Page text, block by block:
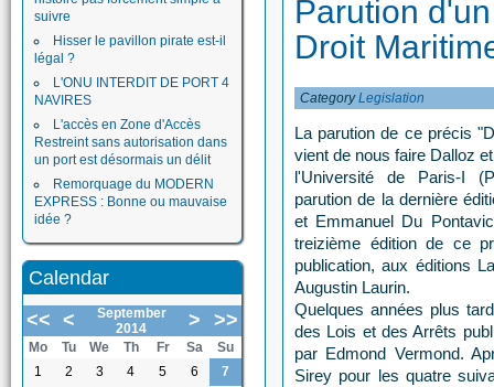
suivre
Hisser le pavillon pirate est-il
légal ?
L'ONU INTERDIT DE PORT 4
NAVIRES
L'accès en Zone d'Accès
Restreint sans autorisation dans
un port est désormais un délit
Remorquage du MODERN
EXPRESS : Bonne ou mauvaise
idée ?
Calendar
<< <
September
2014
> >>
Mo Tu We Th Fr Sa
Su
1
2 3 4 5 6
7
Parution
Droit
CategoryLegislation
La parution de ce précis
vient de nous faire Dalloz
l'Université de Paris-I
parution de la dernière
et Emmanuel Du
treizième édition de ce
publication, aux éditions
Augustin Laurin.
Quelques années plus
des Lois et des Arrêts
par Edmond Vermond.
Sirey pour les quatre